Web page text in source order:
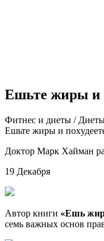
Ешьте жиры и
Фитнeс и диeты /
Eшьтe жиры и
Доктор Марк Хайман
19 Декабря
Автор книги «Ешь
семь важных основ